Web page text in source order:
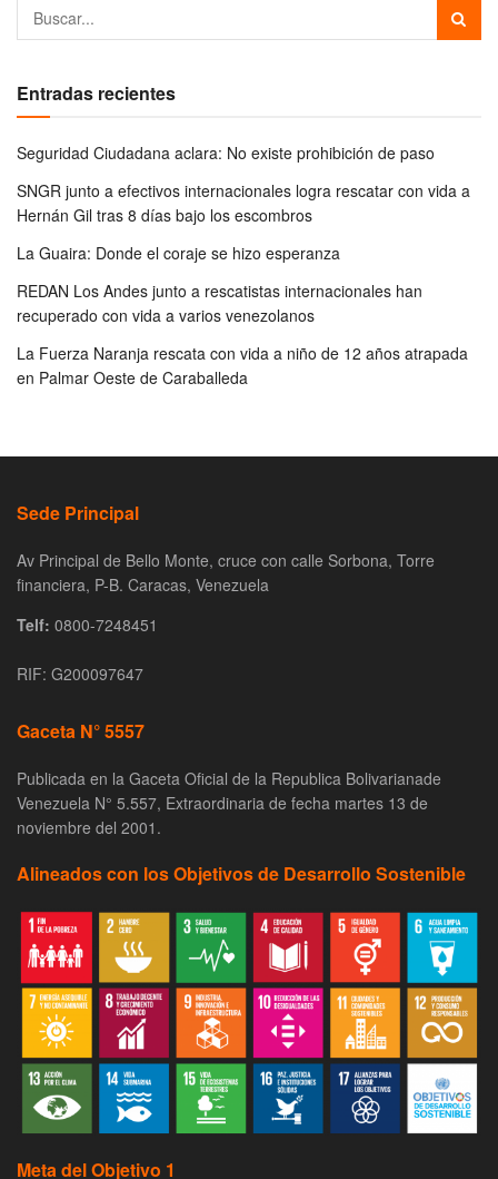
Entradas recientes
Seguridad Ciudadana aclara: No existe prohibición de paso
SNGR junto a efectivos internacionales logra rescatar con vida a
Hernán Gil tras 8 días bajo los escombros
La Guaira: Donde el coraje se hizo esperanza
REDAN Los Andes junto a rescatistas internacionales han
recuperado con vida a varios venezolanos
La Fuerza Naranja rescata con vida a niño de 12 años atrapada
en Palmar Oeste de Caraballeda
Sede Principal
Av Principal de Bello Monte, cruce con calle Sorbona, Torre
financiera, P-B. Caracas, Venezuela
Telf: 0800-7248451
RIF: G200097647
Gaceta N° 5557
Publicada en la Gaceta Oficial de la Republica Bolivarianade
Venezuela N° 5.557, Extraordinaria de fecha martes 13 de
noviembre del 2001.
Alineados con los Objetivos de Desarrollo Sostenible
Meta del Objetivo 1